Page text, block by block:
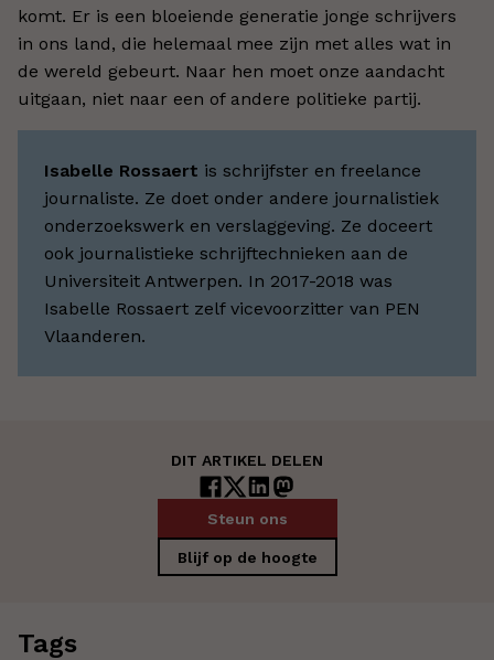
komt. Er is een bloeiende generatie jonge schrijvers
in ons land, die helemaal mee zijn met alles wat in
de wereld gebeurt. Naar hen moet onze aandacht
uitgaan, niet naar een of andere politieke partij.
Isabelle Rossaert is schrijfster en freelance
journaliste. Ze doet onder andere journalistiek
onderzoekswerk en verslaggeving. Ze doceert
ook journalistieke schrijftechnieken aan de
Universiteit Antwerpen. In 2017-2018 was
Isabelle Rossaert zelf vicevoorzitter van PEN
Vlaanderen.
DIT ARTIKEL DELEN
Steun ons
Blijf op de hoogte
Tags